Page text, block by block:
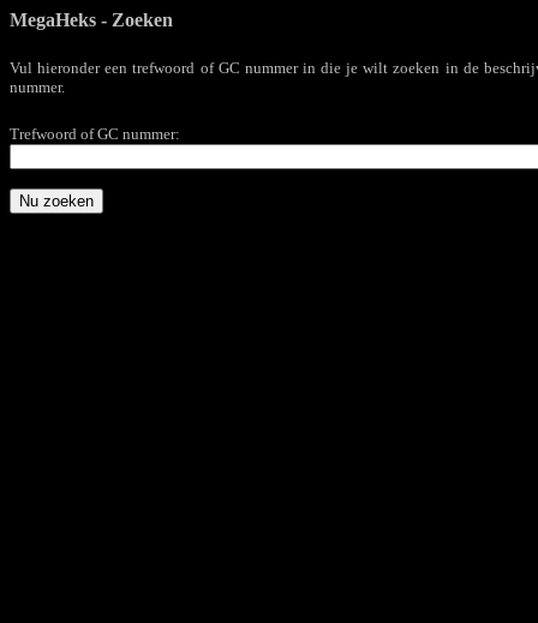
MegaHeks - Zoeken
Vul hieronder een trefwoord of GC nummer in die je wilt zoeken in de
nummer.
Trefwoord of GC nummer: